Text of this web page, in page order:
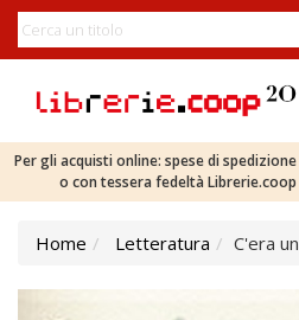
Per gli acquisti online: spese di
o con tessera fedeltà
Home Letteratura C'era